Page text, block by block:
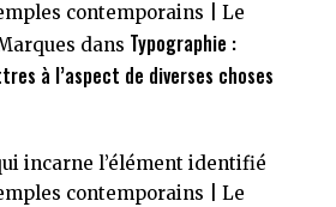
contemporains | Le
dans Typographie :
à l’aspect de diverses choses
incarne l’élément identifié
contemporains | Le